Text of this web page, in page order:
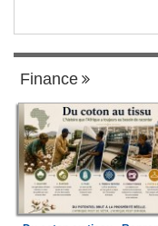
Finance